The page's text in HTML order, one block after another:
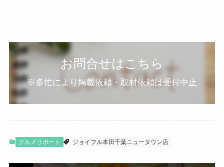
お問合せはこちら
※多忙により掲載依頼・取材依頼は受付中止
グルメリポート ジョイフル本田千葉ニュータウン店